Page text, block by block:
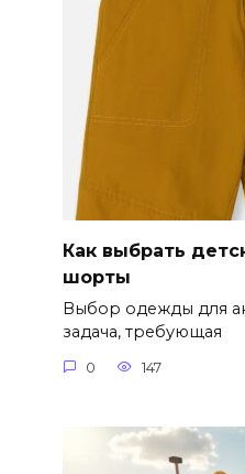
Как выбрать
шорты
Выбор одежды для
задача, требующая
0 147